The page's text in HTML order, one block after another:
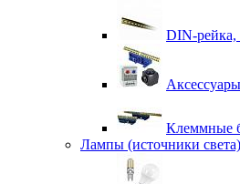
DIN-
Клеммные
Лампы (источники света)